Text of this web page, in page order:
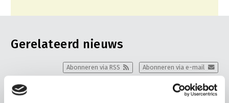
Gerelateerd nieuws
Abonneren via e-mail
Abonneren via RSS